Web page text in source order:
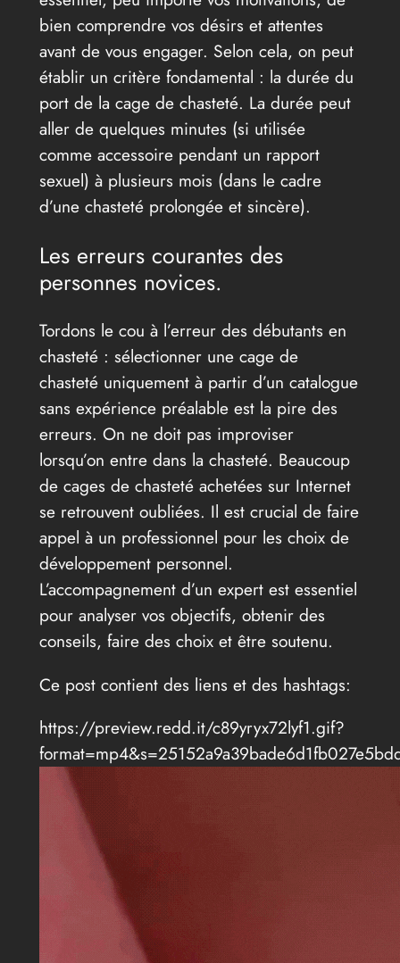
bien comprendre vos désirs et attentes
avant de vous engager. Selon cela, on peut
établir un critère fondamental : la durée du
port de la cage de chasteté. La durée peut
aller de quelques minutes (si utilisée
comme accessoire pendant un rapport
sexuel) à plusieurs mois (dans le cadre
d’une chasteté prolongée et sincère).
Les erreurs courantes des
personnes novices.
Tordons le cou à l’erreur des débutants en
chasteté : sélectionner une cage de
chasteté uniquement à partir d’un catalogue
sans expérience préalable est la pire des
erreurs. On ne doit pas improviser
lorsqu’on entre dans la chasteté. Beaucoup
de cages de chasteté achetées sur Internet
se retrouvent oubliées. Il est crucial de faire
appel à un professionnel pour les choix de
développement personnel.
L’accompagnement d’un expert est essentiel
pour analyser vos objectifs, obtenir des
conseils, faire des choix et être soutenu.
Ce post contient des liens et des hashtags:
https://preview.redd.it/c89yryx72lyf1.gif?